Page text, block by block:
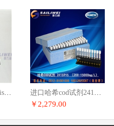
奥立龙star a 台式ph/ise离子浓度测量仪410p-01a 进口哈希cod试剂2415915-cn 量程200-15000mg/l
￥2,279.00